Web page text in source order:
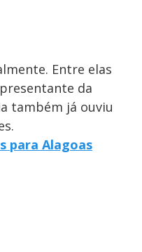
Entre elas
da
também já ouviu
para Alagoas